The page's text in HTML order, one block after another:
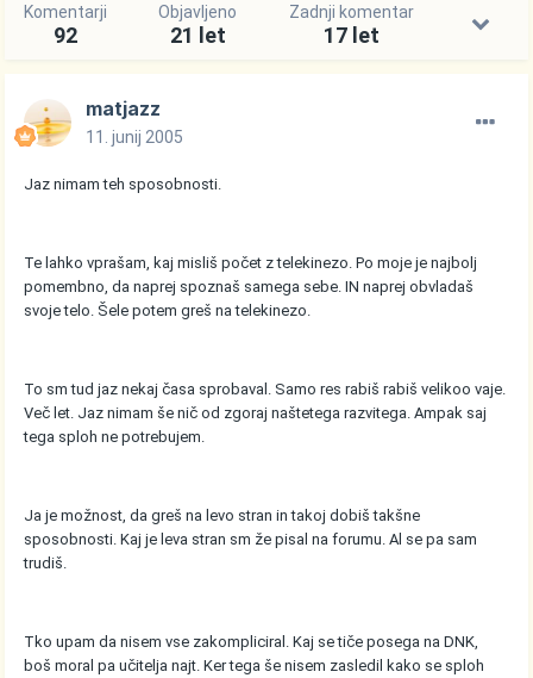
Komentarji
92
Objavljeno
21 let
Zadnji komentar
17 let
matjazz
11. junij 2005
Jaz nimam teh sposobnosti.
Te lahko vprašam, kaj misliš počet z telekinezo. Po moje je najbolj
pomembno, da naprej spoznaš samega sebe. IN naprej obvladaš
svoje telo. Šele potem greš na telekinezo.
To sm tud jaz nekaj časa sprobaval. Samo res rabiš rabiš velikoo vaje.
Več let. Jaz nimam še nič od zgoraj naštetega razvitega. Ampak saj
tega sploh ne potrebujem.
Ja je možnost, da greš na levo stran in takoj dobiš takšne
sposobnosti. Kaj je leva stran sm že pisal na forumu. Al se pa sam
trudiš.
Tko upam da nisem vse zakompliciral. Kaj se tiče posega na DNK,
boš moral pa učitelja najt. Ker tega še nisem zasledil kako se sploh